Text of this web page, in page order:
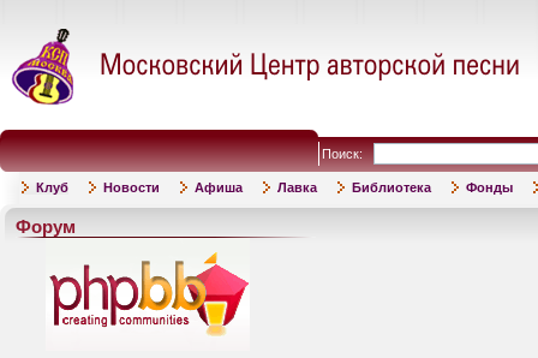
Поиск:
Клуб Новости Афиша Лавка Библиотека Фонды
Форум